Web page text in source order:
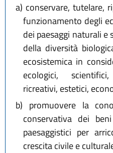
a) conservare, tutelare,
funzionamento degli
dei paesaggi naturali
della diversità
ecosistemica in
ecologici,
ricreativi, estetici,
b) promuovere la
conservativa dei
paesaggistici per
crescita civile e